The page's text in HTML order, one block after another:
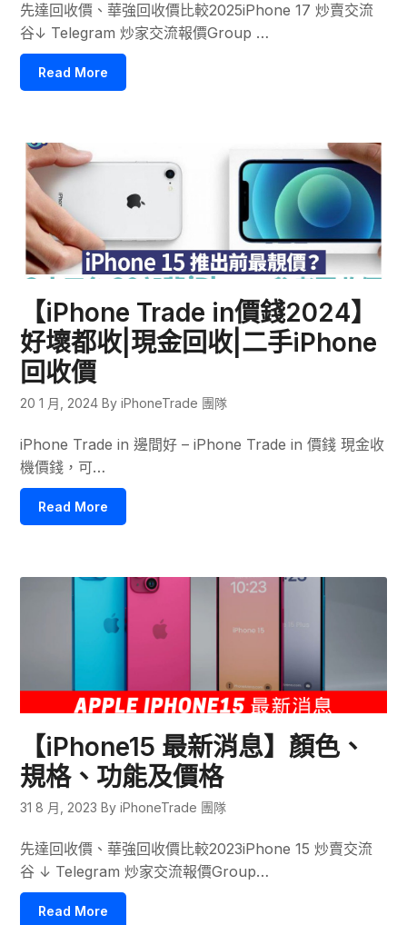
先達回收價、華強回收價比較2025iPhone 17 炒賣交流
谷↓ Telegram 炒家交流報價Group …
Read More
【iPhone Trade in價錢2024】
好壞都收|現金回收|二手iPhone
回收價
20 1 月, 2024 By iPhoneTrade 團隊
iPhone Trade in 邊間好 – iPhone Trade in 價錢 現金收
機價錢，可…
Read More
【iPhone15 最新消息】顏色、
規格、功能及價格
31 8 月, 2023 By iPhoneTrade 團隊
先達回收價、華強回收價比較2023iPhone 15 炒賣交流
谷 ↓ Telegram 炒家交流報價Group…
Read More